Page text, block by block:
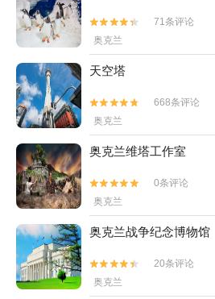


71条评论
奥克兰
天空塔


668条评论
奥克兰
奥克兰维塔工作室


0条评论
奥克兰
奥克兰战争纪念博物馆


20条评论
奥克兰